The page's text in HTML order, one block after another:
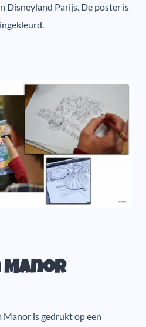
Disneyland Parijs. De poster is
Manor
Manor is gedrukt op een